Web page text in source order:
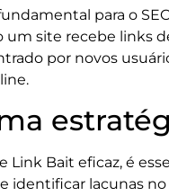
para o
um site recebe links
por novos
Link Bait eficaz, é
identificar lacunas